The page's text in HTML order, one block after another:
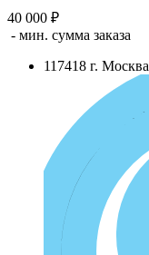
40 000 ₽
- мин. сумма заказа
117418 г. Москва